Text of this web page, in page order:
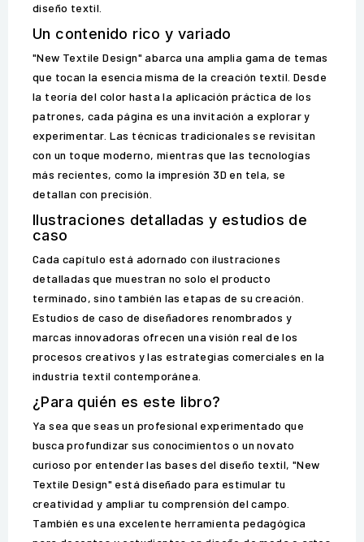
diseño textil.
Un contenido rico y variado
"New Textile Design" abarca una amplia gama de temas
que tocan la esencia misma de la creación textil. Desde
la teoría del color hasta la aplicación práctica de los
patrones, cada página es una invitación a explorar y
experimentar. Las técnicas tradicionales se revisitan
con un toque moderno, mientras que las tecnologías
más recientes, como la impresión 3D en tela, se
detallan con precisión.
Ilustraciones detalladas y estudios de
caso
Cada capítulo está adornado con ilustraciones
detalladas que muestran no solo el producto
terminado, sino también las etapas de su creación.
Estudios de caso de diseñadores renombrados y
marcas innovadoras ofrecen una visión real de los
procesos creativos y las estrategias comerciales en la
industria textil contemporánea.
¿Para quién es este libro?
Ya sea que seas un profesional experimentado que
busca profundizar sus conocimientos o un novato
curioso por entender las bases del diseño textil, "New
Textile Design" está diseñado para estimular tu
creatividad y ampliar tu comprensión del campo.
También es una excelente herramienta pedagógica